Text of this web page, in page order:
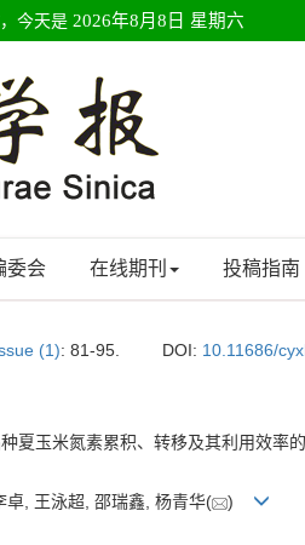
今天是 2026年8月8日 星期六
委会 在线期刊 投稿指南
(1): 81-95. DOI: 10.11686/
夏玉米氮素累积、转移及其利用效率
卓, 王泳超, 邵瑞鑫, 杨青华( )